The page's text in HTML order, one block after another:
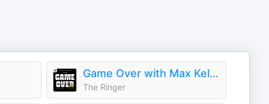
Game Over with Max Kellerman and Rich Paul
The Ringer